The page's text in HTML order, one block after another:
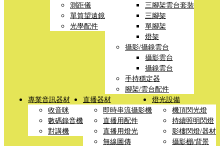
測距儀
單筒望遠鏡
光學配件
三腳架雲台套裝
三腳架
單腳架
燈架
攝影/攝錄雲台
攝影雲台
攝錄雲台
手持穩定器
腳架/雲台配件
專業音訊器材
收音咪
數碼錄音機
對講機
直播器材
即時串流攝影機
直播用配件
直播用燈光
無線圖傳
燈光設備
機頂閃光燈
持續照明閃燈
影樓閃燈/器材
攝影棚/背景